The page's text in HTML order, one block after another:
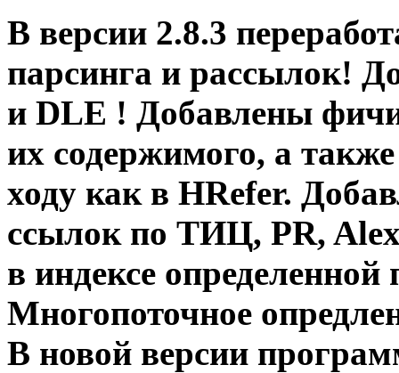
В версии 2.8.3
парсинга и рассылок!
и DLE ! Добавлены фичи
их содержимого, а
ходу как в HRefer.
ссылок по ТИЦ, PR,
в индексе
Многопоточное
В новой версии